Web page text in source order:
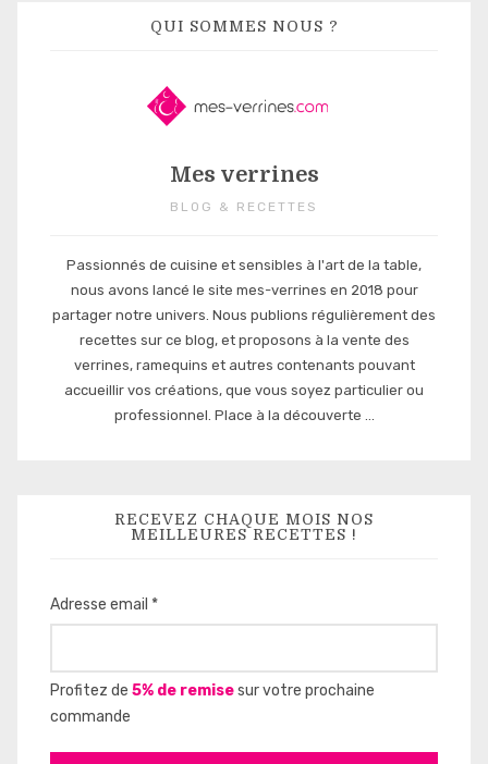
QUI SOMMES NOUS ?
Mes verrines
BLOG & RECETTES
Passionnés de cuisine et sensibles à l'art de la table,
nous avons lancé le site mes-verrines en 2018 pour
partager notre univers. Nous publions régulièrement des
recettes sur ce blog, et proposons à la vente des
verrines, ramequins et autres contenants pouvant
accueillir vos créations, que vous soyez particulier ou
professionnel. Place à la découverte ...
RECEVEZ CHAQUE MOIS NOS
MEILLEURES RECETTES !
Adresse email *
Profitez de 5% de remisesur votre prochaine
commande